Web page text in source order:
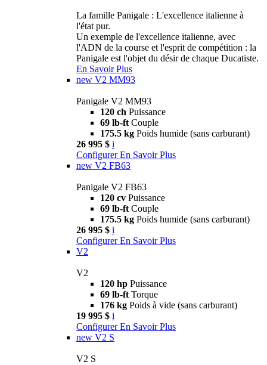
La famille Panigale : L'excellence italienne à
l'état pur.
Un exemple de l'excellence italienne, avec
l'ADN de la course et l'esprit de compétition : la
Panigale est l'objet du désir de chaque Ducatiste.
En Savoir Plus
new V2 MM93
Panigale V2 MM93
120 ch Puissance
69 lb-ft Couple
175.5 kg Poids humide (sans carburant)
26 995 $ i
Configurer En Savoir Plus
new V2 FB63
Panigale V2 FB63
120 cv Puissance
69 lb-ft Couple
175.5 kg Poids humide (sans carburant)
26 995 $ i
Configurer En Savoir Plus
V2
V2
120 hp Puissance
69 lb-ft Torque
176 kg Poids à vide (sans carburant)
19 995 $ i
Configurer En Savoir Plus
new V2 S
V2 S